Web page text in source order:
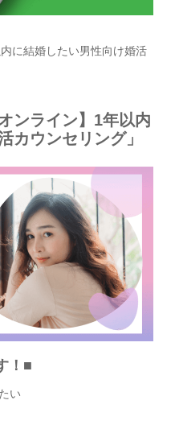
に結婚したい男性向け婚活
ンライン】1年以内
カウンセリング」
！■
い